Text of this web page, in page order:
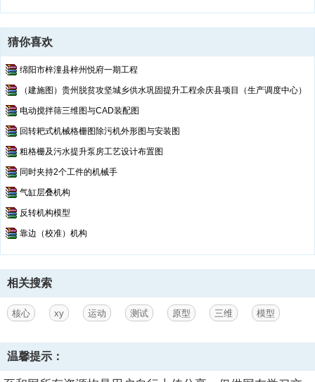
猜你喜欢
绵阳市梓潼县梓州悦府一期工程
（建施图）贵州脱贫攻坚城乡供水巩固提升工程余庆县项目（生产调度中心）
电动搅拌筛三维图与CAD装配图
回转耙式机械格栅图除污机外形图与安装图
粗格栅及污水提升泵房工艺设计布置图
同时夹持2个工件的机械手
气缸层叠机构
反转机构模型
靠边（校准）机构
相关搜索
核心 xy 运动 测试 原型 三维 模型
温馨提示：